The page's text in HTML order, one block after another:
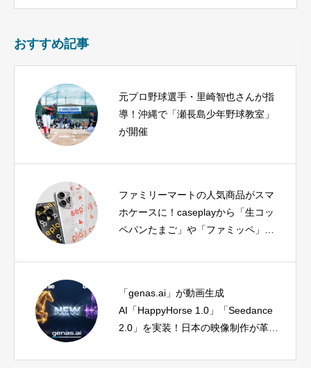
おすすめ記事
元プロ野球選手・里崎智也さんが指
導！沖縄で「瀬長島少年野球教室」
が開催
ファミリーマートの人気商品がスマ
ホケースに！caseplayから「生コッ
ペパンたまご」や「ファミッペ」デ
「genas.ai」が動画生成
AI「HappyHorse 1.0」「Seedance
2.0」を実装！日本の映像制作が革新